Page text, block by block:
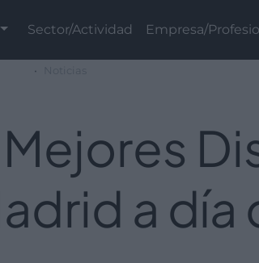
Sector/Actividad Empresa/
Mejores
a día